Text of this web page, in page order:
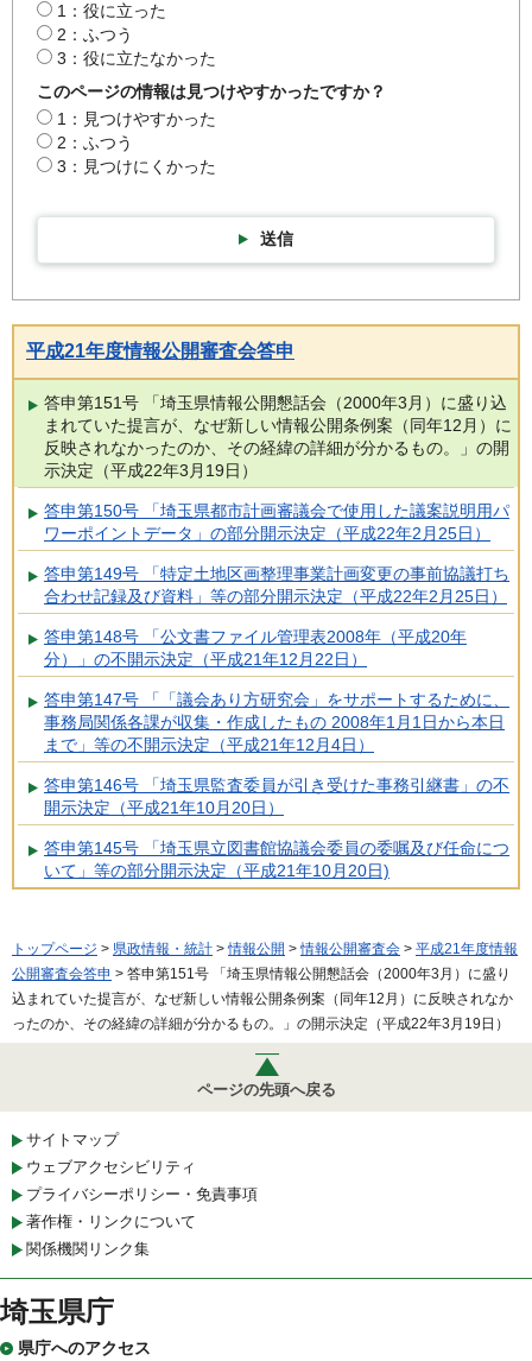
1：役に立った
2：ふつう
3：役に立たなかった
このページの情報は見つけやすかったですか？
1：見つけやすかった
2：ふつう
3：見つけにくかった
送信
平成21年度情報公開審査会答申
答申第151号 「埼玉県情報公開懇話会（2000年3月）に盛り込
まれていた提言が、なぜ新しい情報公開条例案（同年12月）に
反映されなかったのか、その経緯の詳細が分かるもの。」の開
示決定（平成22年3月19日）
答申第150号 「埼玉県都市計画審議会で使用した議案説明用パ
ワーポイントデータ」の部分開示決定（平成22年2月25日）
答申第149号 「特定土地区画整理事業計画変更の事前協議打ち
合わせ記録及び資料」等の部分開示決定（平成22年2月25日）
答申第148号 「公文書ファイル管理表2008年（平成20年
分）」の不開示決定（平成21年12月22日）
答申第147号 「「議会あり方研究会」をサポートするために、
事務局関係各課が収集・作成したもの 2008年1月1日から本日
まで」等の不開示決定（平成21年12月4日）
答申第146号 「埼玉県監査委員が引き受けた事務引継書」の不
開示決定（平成21年10月20日）
答申第145号 「埼玉県立図書館協議会委員の委嘱及び任命につ
いて」等の部分開示決定（平成21年10月20日)
トップページ > 県政情報・統計 >情報公開 >情報公開審査会 > 平成21年度情報
公開審査会答申 > 答申第151号 「埼玉県情報公開懇話会（2000年3月）に盛り
込まれていた提言が、なぜ新しい情報公開条例案（同年12月）に反映されなか
ったのか、その経緯の詳細が分かるもの。」の開示決定（平成22年3月19日）
ページの先頭へ戻る
サイトマップ
ウェブアクセシビリティ
プライバシーポリシー・免責事項
著作権・リンクについて
関係機関リンク集
埼玉県庁
県庁へのアクセス